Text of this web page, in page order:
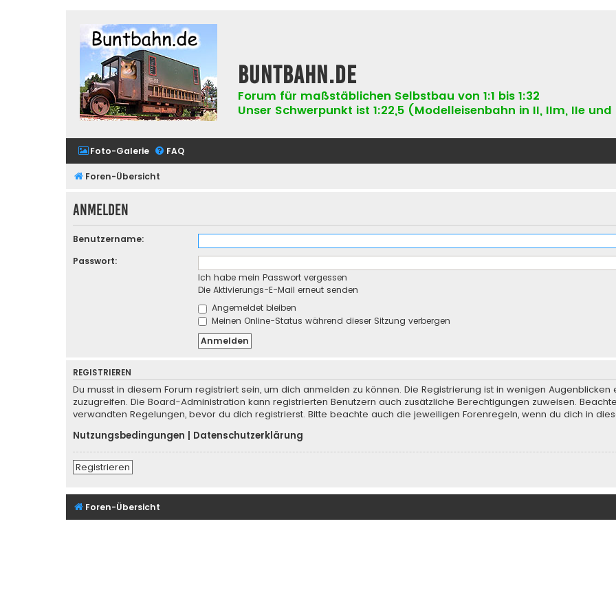
buntbahn.de
Forum für maßstäblichen Selbstbau von 1:1 bis 1:32
Unser Schwerpunkt ist 1:22,5 (Modelleisenbahn in II, IIm, IIe
Foto-Galerie FAQ
Foren-Übersicht
Anmelden
Benutzername:
Passwort:
Ich habe mein Passwort vergessen
Die Aktivierungs-E-Mail erneut senden
Angemeldet bleiben
Meinen Online-Status während dieser Sitzung verbergen
REGISTRIEREN
Du musst in diesem Forum registriert sein, um dich anmelden zu können. Die Registrierung ist in wenigen
zuzugreifen. Die Board-Administration kann registrierten Benutzern auch zusätzliche Berechtigungen zuweisen.
verwandten Regelungen, bevor du dich registrierst. Bitte beachte auch die jeweiligen Forenregeln, wenn du dich in
Nutzungsbedingungen
Datenschutzerklärung
Registrieren
Foren-Übersicht